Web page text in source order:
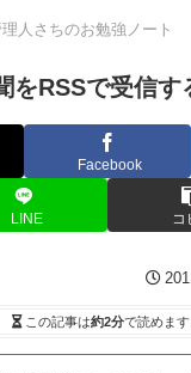
人さちのお勉強ノート
をRSSで受信す
Facebook
LINE コ
この記事は約2分で読めます